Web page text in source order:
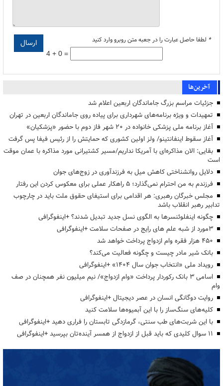
* لطفا حاصل عبارت را در جعبه متن روبرو وارد کنید
4 + 0 =
آخرین‌ها
جزئیات مراسم بزرگ جاماندگان اربعین اعلام شد
تمهیدات و ویژه برنامه‌های شهرداری برای پیاده روی جاماندگان اربعین در تهران
آغاز برنامه ملی پزشکی خانواده در ۲۰ شهر فاز دوم با حضور «پزشکیان»
آغاز سقوط اینفانتینو/ ولز اولین کشوری که حمایتش را از رئیس فیفا پس گرفت
بقایی: الان مذاکره‌ای با آمریکا نداریم/مسیر کشتیرانی مورد مذاکره با عمان موقت
است
دلایل روانشناختی کاهش میل به فرزندآوری در زوج‌های جوان
فرزندم به من احترام نمی‌گذارد؛ ۵ راهکار عملی برای معکوس کردن این رفتار
مجلس خبرگان رهبری: هر اقدامی برای استیفای حقوق ملت باید در چارچوب
تدابیر رهبر انقلاب باشد
چگونه اینفلوئنسرها به الگوی نسل جدید تبدیل شدند؟ +اینفوگرافی
3مورد از شبه علم های رایج در صفحات سلامت +اینفوگرافی
۴۵۰ هزار فقره وام ازدواج پرداخت خواهد شد
بانک شیر مادر چیست و چگونه فعالیت می‌کند؟
رویداد ملی «انتخاب جوان سال ۱۴۰۴» +اینفوگرافی
اسامی ۳ بانک رکوردار پرداخت «وام ازدواج»/ نیم میلیون نفر همچنان در صف
وام
روایت دوگانگی انسان در عصر دیجیتال +اینفوگرافی
کلیه‌های سنگ‌ساز را با این آبمیوه‌ها سلامت کنید
با این شربت‌های طب سنتی، گرمازدگی تابستان را فراری دهید +اینفوگرافی
۱۱ سوال کلیدی که باید قبل از ازدواج از همسر آینده‌تان بپرسید +اینفوگرافی